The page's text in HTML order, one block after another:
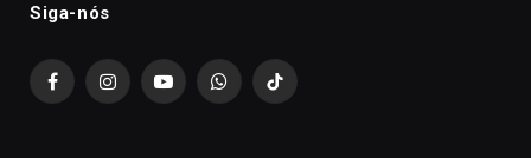
Siga-nós
FacebookInstagramYouTubeWhatsAppTikTok